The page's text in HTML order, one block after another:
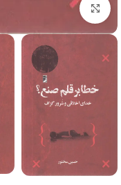
برای بزرگنمایی کلیک کنید